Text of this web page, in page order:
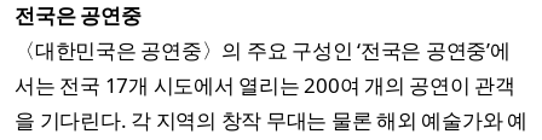
전국은 공연중
〈대한민국은 공연중〉의 주요 구성인 ‘전국은 공연중’에
서는 전국 17개 시도에서 열리는 200여 개의 공연이 관객
을 기다린다. 각 지역의 창작 무대는 물론 해외 예술가와 예